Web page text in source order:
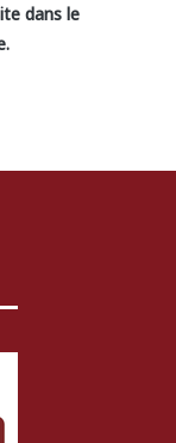
dans le